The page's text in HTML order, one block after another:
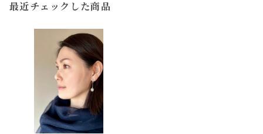
最近チェックした商品